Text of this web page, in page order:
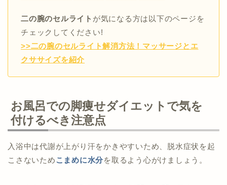
二の腕のセルライト が気になる方は以下のページを
チェックしてください!
>>二の腕のセルライト解消方法！マッサージとエ
クササイズを紹介
お風呂での脚痩せダイエットで気を
付けるべき注意点
入浴中は代謝が上がり汗をかきやすいため、脱水症状を起
こさないためこまめに水分を取るよう心がけましょう。